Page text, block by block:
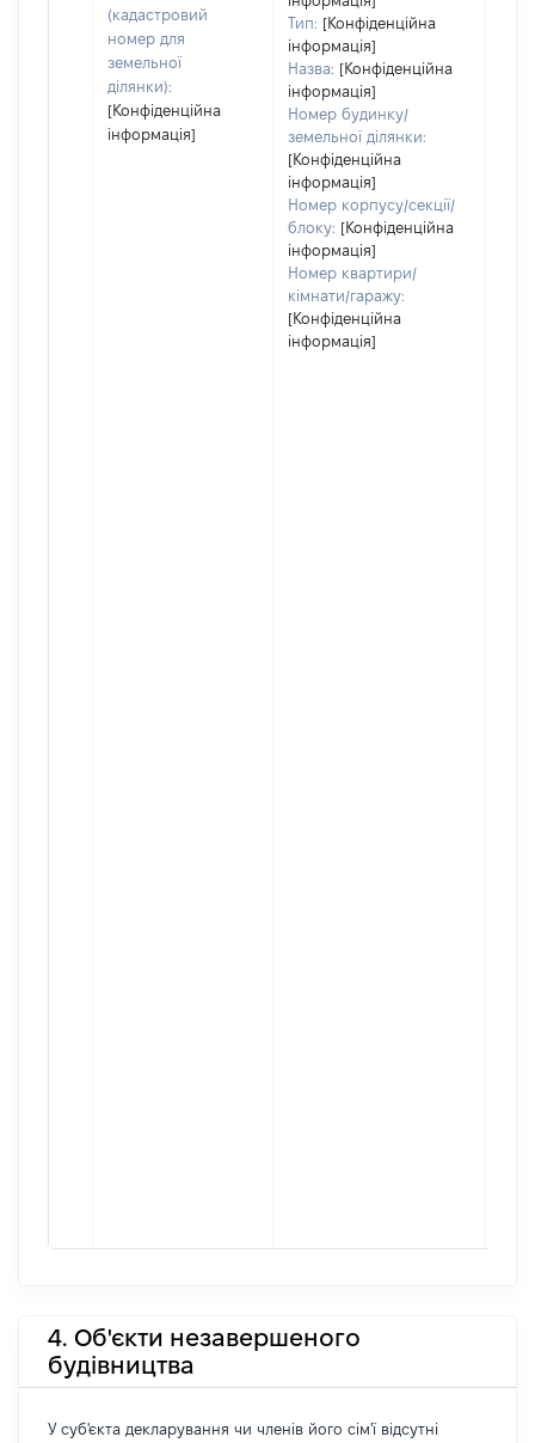
(кадастровий
номер для
земельної
ділянки):
[Конфіденційна
інформація]
Тип: [Конфіденційна
інформація]
Назва: [Конфіденційна
інформація]
Номер будинку/
земельної ділянки:
[Конфіденційна
інформація]
Номер корпусу/секції/
блоку: [Конфіденційна
інформація]
Номер квартири/
кімнати/гаражу:
[Конфіденційна
інформація]
4. Об'єкти незавершеного
будівництва
У суб'єкта декларування чи членів його сім'ї відсутні